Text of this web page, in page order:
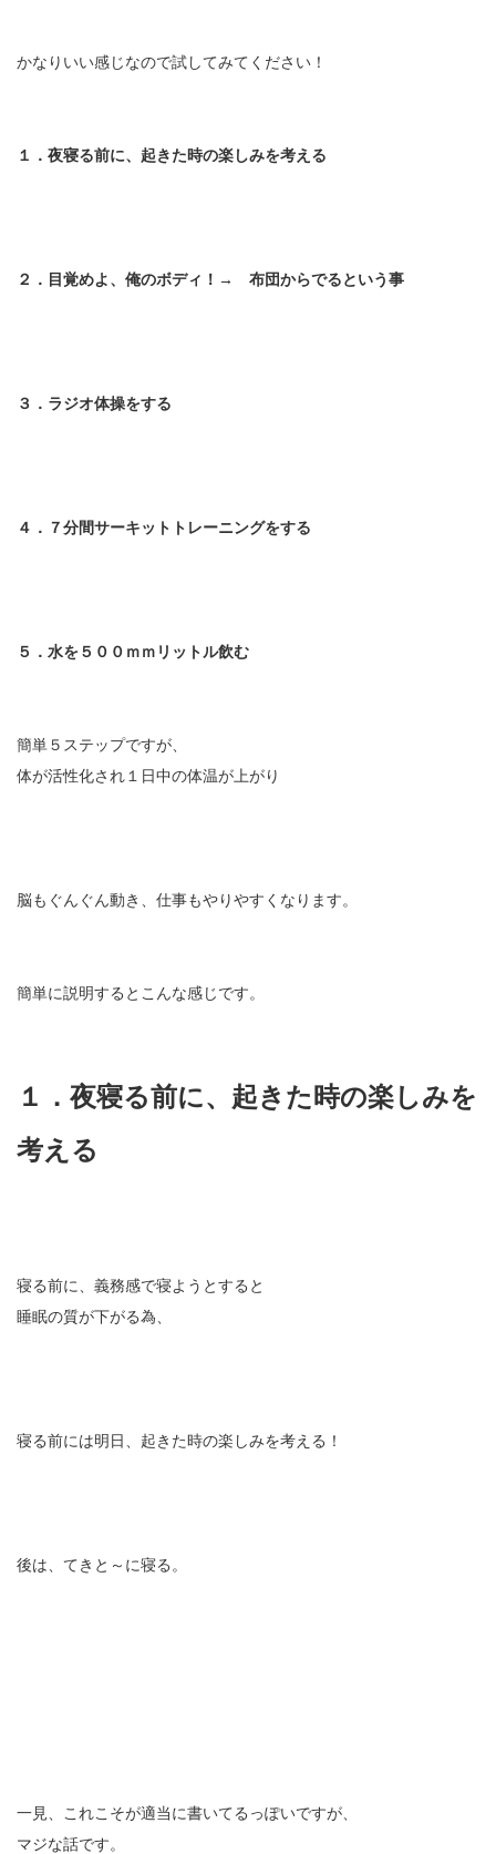
かなりいい感じなので試してみてください！
１．夜寝る前に、起きた時の楽しみを考える
２．目覚めよ、俺のボディ！→ 布団からでるという事
３．ラジオ体操をする
４．７分間サーキットトレーニングをする
５．水を５００ｍｍリットル飲む
簡単５ステップですが、
体が活性化され１日中の体温が上がり
脳もぐんぐん動き、仕事もやりやすくなります。
簡単に説明するとこんな感じです。
１．夜寝る前に、起きた時の楽しみを
考える
寝る前に、義務感で寝ようとすると
睡眠の質が下がる為、
寝る前には明日、起きた時の楽しみを考える！
後は、てきと～に寝る。
一見、これこそが適当に書いてるっぽいですが、
マジな話です。